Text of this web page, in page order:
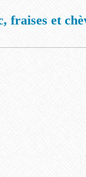
fraises et